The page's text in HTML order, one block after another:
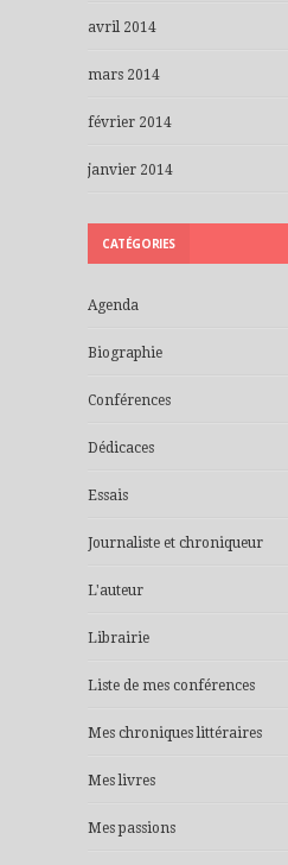
avril 2014
mars 2014
février 2014
janvier 2014
CATÉGORIES
Agenda
Biographie
Conférences
Dédicaces
Essais
Journaliste et chroniqueur
L'auteur
Librairie
Liste de mes conférences
Mes chroniques littéraires
Mes livres
Mes passions